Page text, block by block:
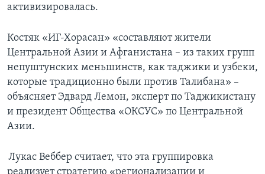
активизировалась.
Костяк «ИГ-Хорасан» «составляют жители
Центральной Азии и Афганистана – из таких групп
непуштунских меньшинств, как таджики и узбеки,
которые традиционно были против Талибана» –
объясняет Эдвард Лемон, эксперт по Таджикистану
и президент Общества «ОКСУС» по Центральной
Азии.
Лукас Веббер считает, что эта группировка